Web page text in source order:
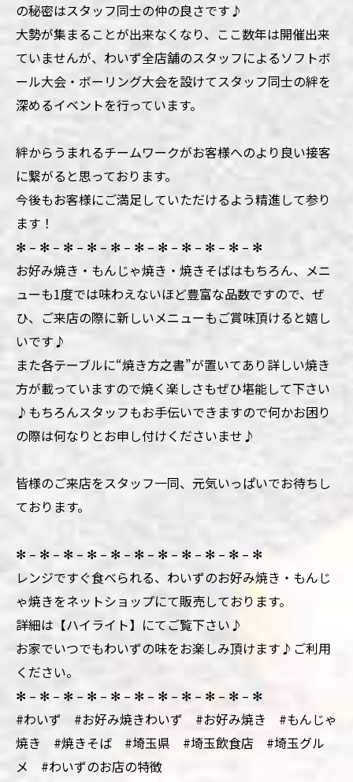
の秘密はスタッフ同士の仲の良さです♪
大勢が集まることが出来なくなり、ここ数年は開催出来
ていませんが、わいず全店舗のスタッフによるソフトボ
ール大会・ボーリング大会を設けてスタッフ同士の絆を
深めるイベントを行っています。
絆からうまれるチームワークがお客様へのより良い接客
に繋がると思っております。
今後もお客様にご満足していただけるよう精進して参り
ます！
✻ – ✻ – ✻ – ✻ – ✻ – ✻ – ✻ – ✻ – ✻ – ✻ – ✻
お好み焼き・もんじゃ焼き・焼きそばはもちろん、メニ
ューも1度では味わえないほど豊富な品数ですので、ぜ
ひ、ご来店の際に新しいメニューもご賞味頂けると嬉し
いです♪
また各テーブルに“焼き方之書”が置いてあり詳しい焼き
方が載っていますので焼く楽しさもぜひ堪能して下さい
♪もちろんスタッフもお手伝いできますので何かお困り
の際は何なりとお申し付けくださいませ♪
皆様のご来店をスタッフ一同、元気いっぱいでお待ちし
ております。
✻ – ✻ – ✻ – ✻ – ✻ – ✻ – ✻ – ✻ – ✻ – ✻ – ✻
レンジですぐ食べられる、わいずのお好み焼き・もんじ
ゃ焼きをネットショップにて販売しております。
詳細は【ハイライト】にてご覧下さい♪
お家でいつでもわいずの味をお楽しみ頂けます♪ご利用
ください。
✻ – ✻ – ✻ – ✻ – ✻ – ✻ – ✻ – ✻ – ✻ – ✻ – ✻
#わいず #お好み焼きわいず #お好み焼き #もんじゃ
焼き #焼きそば #埼玉県 #埼玉飲食店 #埼玉グル
メ #わいずのお店の特徴